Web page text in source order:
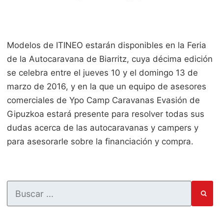
Modelos de ITINEO estarán disponibles en la Feria
de la Autocaravana de Biarritz, cuya décima edición
se celebra entre el jueves 10 y el domingo 13 de
marzo de 2016, y en la que un equipo de asesores
comerciales de Ypo Camp Caravanas Evasión de
Gipuzkoa estará presente para resolver todas sus
dudas acerca de las autocaravanas y campers y
para asesorarle sobre la financiación y compra.